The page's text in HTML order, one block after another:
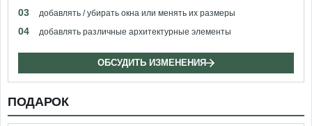
03 добавлять / убирать окна или менять их размеры
04 добавлять различные архитектурные элементы
ОБСУДИТЬ ИЗМЕНЕНИЯ
ПОДАРОК